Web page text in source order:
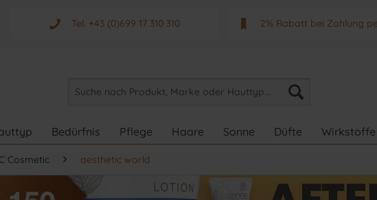
Tel. +43 (0)699 17 310 310 2% Rabatt bei Zahlung
Bedürfnis Pflege Haare Sonne Düfte Wirkstoffe
Cosmetic aesthetic world